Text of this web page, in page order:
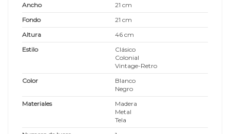
Ancho
21 cm
Fondo
21 cm
Altura
46 cm
Estilo
Clásico
Colonial
Vintage-Retro
Color
Blanco
Negro
Materiales
Madera
Metal
Tela